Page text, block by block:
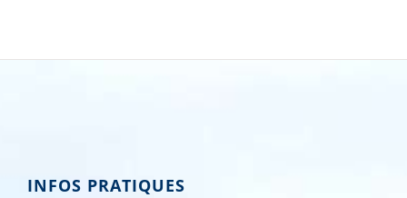
INFOS PRATIQUES